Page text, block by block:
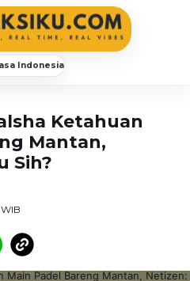
Indonesia
Ketahuan
Mantan,
Sih?